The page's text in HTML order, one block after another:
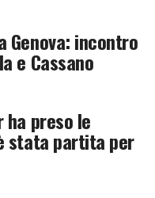
Genova: incontro
e Cassano
ha preso le
stata partita per